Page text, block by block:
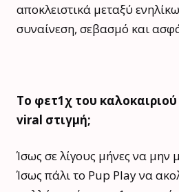
αποκλειστικά μεταξύ
συναίνεση, σεβασμό και
Το φετ1χ του
viral στιγμή;
Ίσως σε λίγους μήνες να μην
Ίσως πάλι το Pup Play να